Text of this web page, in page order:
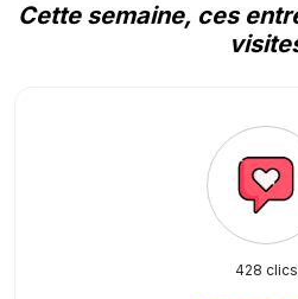
Cette semaine, ces
428 clics